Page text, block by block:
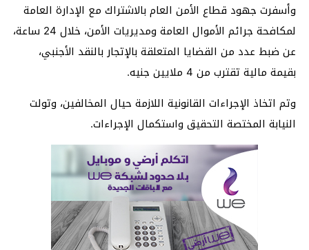
وأسفرت جهود قطاع الأمن العام بالاشتراك مع الإدارة العامة
لمكافحة جرائم الأموال العامة ومديريات الأمن، خلال 24 ساعة،
عن ضبط عدد من القضايا المتعلقة بالإتجار بالنقد الأجنبي،
بقيمة مالية تقترب من 4 ملايين جنيه.
وتم اتخاذ الإجراءات القانونية اللازمة حيال المخالفين، وتولت
النيابة المختصة التحقيق واستكمال الإجراءات.